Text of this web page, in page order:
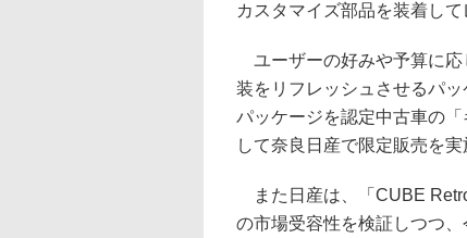
カスタマイズ部品を装着し
ユーザーの好みや予算に応
装をリフレッシュさせるパ
パッケージを認定中古車の
して奈良日産で限定販売を実
また日産は、「CUBE
の市場受容性を検証しつつ